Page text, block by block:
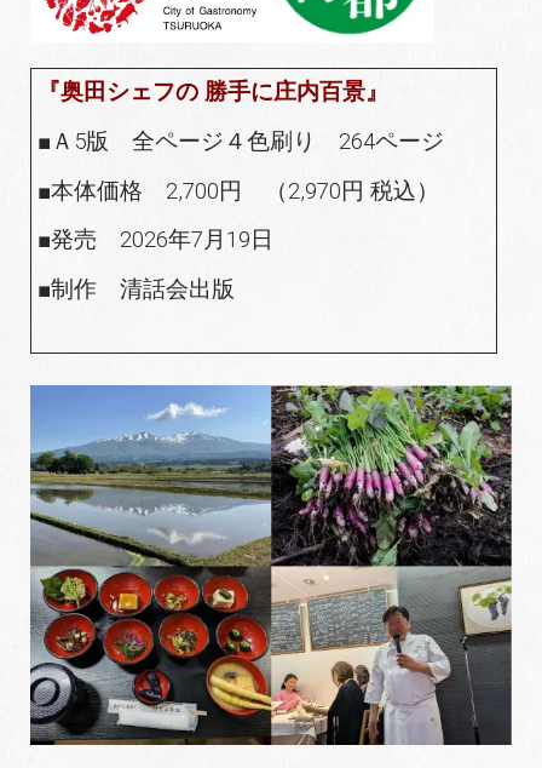
『奥田シェフの 勝手に庄内百景』
■Ａ5版 全ページ４色刷り 264ページ
■本体価格 2,700円 （2,970円 税込）
■発売 2026年7月19日
■制作 清話会出版